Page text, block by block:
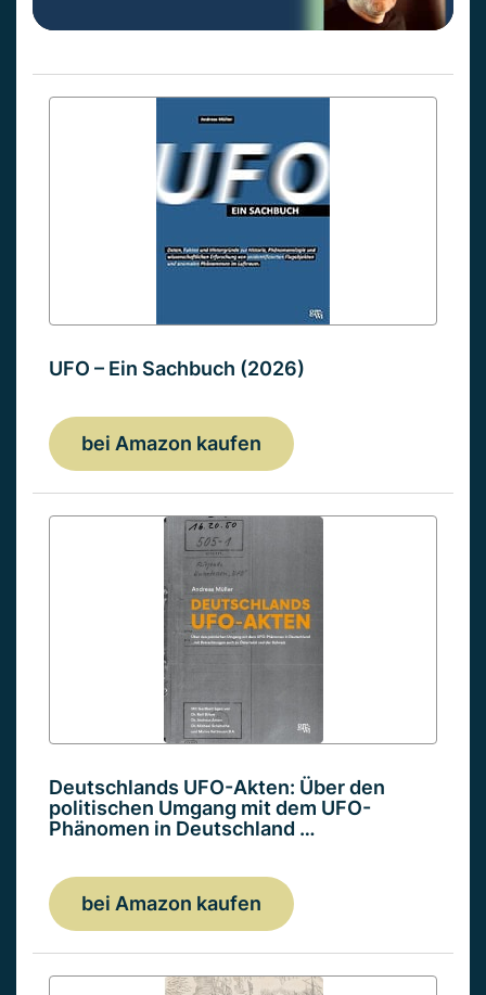
UFO – Ein Sachbuch (2026)
bei Amazon kaufen
Deutschlands UFO-Akten: Über den
politischen Umgang mit dem UFO-
Phänomen in Deutschland …
bei Amazon kaufen